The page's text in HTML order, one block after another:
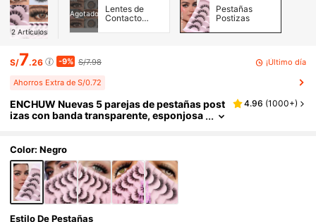
2 Artículos
Agotado
Lentes de
Contacto
Pestañas
Postizas
S/7.26 -9% S/7.98 ¡Último día
Ahorros Extra de S/0.72
ENCHUW Nuevas 5 parejas de pestañas post
izas con banda transparente, esponjosa
4.96 (1000+)
Color: Negro
Estilo De Pestañas